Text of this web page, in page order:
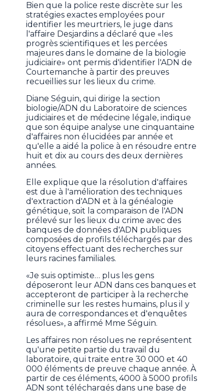
Bien que la police reste discrète sur les
stratégies exactes employées pour
identifier les meurtriers, le juge dans
l'affaire Desjardins a déclaré que «les
progrès scientifiques et les percées
majeures dans le domaine de la biologie
judiciaire» ont permis d'identifier l'ADN de
Courtemanche à partir des preuves
recueillies sur les lieux du crime.
Diane Séguin, qui dirige la section
biologie/ADN du Laboratoire de sciences
judiciaires et de médecine légale, indique
que son équipe analyse une cinquantaine
d'affaires non élucidées par année et
qu'elle a aidé la police à en résoudre entre
huit et dix au cours des deux dernières
années.
Elle explique que la résolution d'affaires
est due à l'amélioration des techniques
d'extraction d'ADN et à la généalogie
génétique, soit la comparaison de l'ADN
prélevé sur les lieux du crime avec des
banques de données d'ADN publiques
composées de profils téléchargés par des
citoyens effectuant des recherches sur
leurs racines familiales.
«Je suis optimiste… plus les gens
déposeront leur ADN dans ces banques et
accepteront de participer à la recherche
criminelle sur les restes humains, plus il y
aura de correspondances et d'enquêtes
résolues», a affirmé Mme Séguin.
Les affaires non résolues ne représentent
qu'une petite partie du travail du
laboratoire, qui traite entre 30 000 et 40
000 éléments de preuve chaque année. À
partir de ces éléments, 4000 à 5000 profils
ADN sont téléchargés dans une base de